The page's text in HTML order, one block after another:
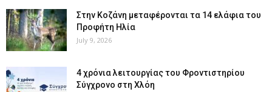
Στην Κοζάνη μεταφέρονται τα 14 ελάφια του
Προφήτη Ηλία
July 9, 2026
4 χρόνια λειτουργίας του Φροντιστηρίου
Σύγχρονο στη Χλόη